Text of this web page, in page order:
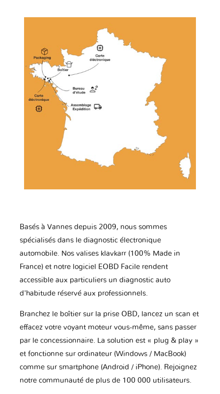
Basés à Vannes depuis 2009, nous sommes
spécialisés dans le diagnostic électronique
automobile. Nos valises klavkarr (100% Made in
France) et notre logiciel EOBD Facile rendent
accessible aux particuliers un diagnostic auto
d'habitude réservé aux professionnels.
Branchez le boîtier sur la prise OBD, lancez un scan et
effacez votre voyant moteur vous-même, sans passer
par le concessionnaire. La solution est « plug & play »
et fonctionne sur ordinateur (Windows / MacBook)
comme sur smartphone (Android / iPhone). Rejoignez
notre communauté de plus de 100 000 utilisateurs.